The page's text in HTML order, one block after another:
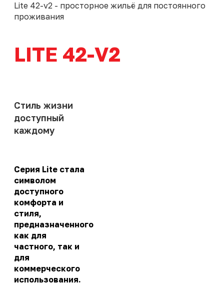
Lite 42-v2 - просторное жильё для постоянного
проживания
LITE 42-V2
Стиль жизни
доступный
каждому
Серия Lite стала
символом
доступного
комфорта и
стиля,
предназначенного
как для
частного, так и
для
коммерческого
использования.